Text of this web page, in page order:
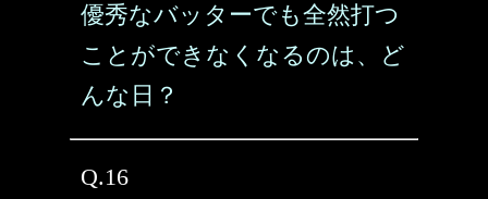
優秀なバッターでも全然打つ
ことができなくなるのは、ど
んな日？
Q.16